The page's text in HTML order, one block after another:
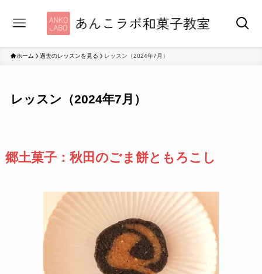
ホーム 過去のレッスンを見る レッスン（2024年7月）
レッスン（2024年7月）
郷土菓子：秋田のごま餅ともろこし